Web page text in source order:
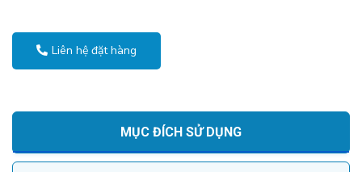
Liên hệ đặt hàng
MỤC ĐÍCH SỬ DỤNG